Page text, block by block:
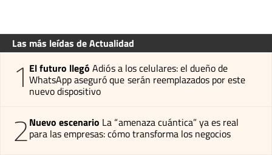
Las más leídas de Actualidad
1 El futuro llegó Adiós a los celulares: el dueño de
WhatsApp aseguró que serán reemplazados por este
nuevo dispositivo
2Nuevo escenario La “amenaza cuántica” ya es real
para las empresas: cómo transforma los negocios